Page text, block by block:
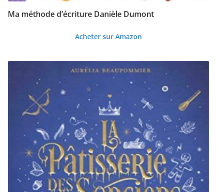
Ma méthode d’écriture Danièle Dumont
Acheter sur Amazon